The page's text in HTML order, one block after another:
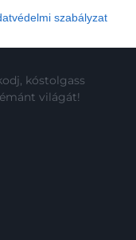
szabályzat
kóstolgass
világát!